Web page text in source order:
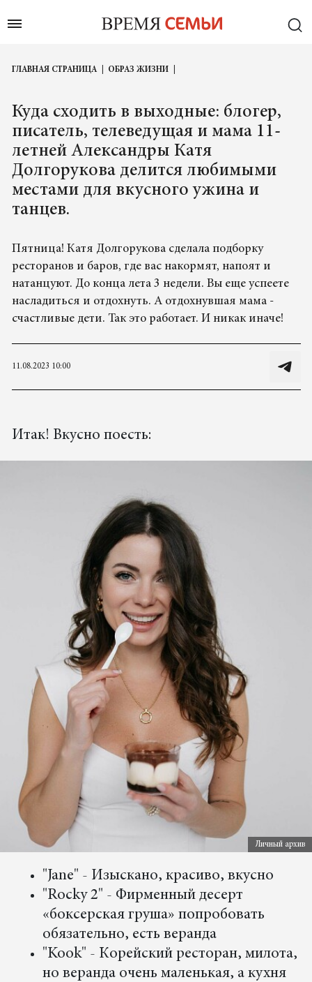
ГЛАВНАЯ СТРАНИЦА ОБРАЗ ЖИЗНИ
Куда сходить в выходные: блогер,
писатель, телеведущая и мама 11-
летней Александры Катя
Долгорукова делится любимыми
местами для вкусного ужина и
танцев.
Пятница! Катя Долгорукова сделала подборку
ресторанов и баров, где вас накормят, напоят и
натанцуют. До конца лета 3 недели. Вы еще успеете
насладиться и отдохнуть. А отдохнувшая мама -
счастливые дети. Так это работает. И никак иначе!
11.08.2023 10:00
Итак! Вкусно поесть:
Личный архив
"Jane" - Изыскано, красиво, вкусно
"Rocky 2" - Фирменный десерт
«боксерская груша» попробовать
обязательно, есть веранда
"Kook" - Корейский ресторан, милота,
но веранда очень маленькая, а кухня